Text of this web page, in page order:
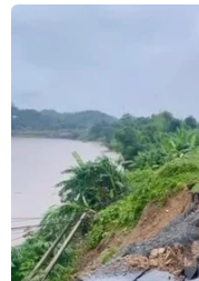
CƠ QUAN CHỦ QUẢN:
Tổng Biên tập: TRẦN
Phó Tổng Biên tập: